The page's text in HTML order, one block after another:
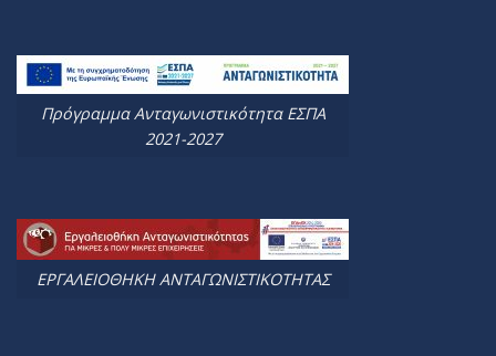
Πρόγραμμα Ανταγωνιστικότητα ΕΣΠΑ
2021-2027
ΕΡΓΑΛΕΙΟΘΗΚΗ ΑΝΤΑΓΩΝΙΣΤΙΚΟΤΗΤΑΣ